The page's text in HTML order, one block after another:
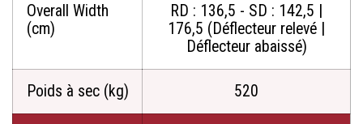
Overall Width
(cm)
RD : 136,5 - SD : 142,5 |
176,5 (Déflecteur relevé |
Déflecteur abaissé)
Poids à sec (kg) 520